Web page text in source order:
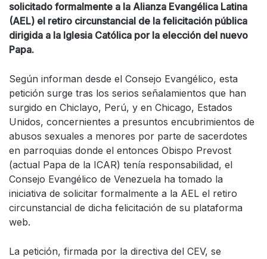
solicitado formalmente a la Alianza Evangélica Latina
(AEL) el retiro circunstancial de la felicitación pública
dirigida a la Iglesia Católica por la elección del nuevo
Papa.
Según informan desde el Consejo Evangélico, esta
petición surge tras los serios señalamientos que han
surgido en Chiclayo, Perú, y en Chicago, Estados
Unidos, concernientes a presuntos encubrimientos de
abusos sexuales a menores por parte de sacerdotes
en parroquias donde el entonces Obispo Prevost
(actual Papa de la ICAR) tenía responsabilidad, el
Consejo Evangélico de Venezuela ha tomado la
iniciativa de solicitar formalmente a la AEL el retiro
circunstancial de dicha felicitación de su plataforma
web.
La petición, firmada por la directiva del CEV, se